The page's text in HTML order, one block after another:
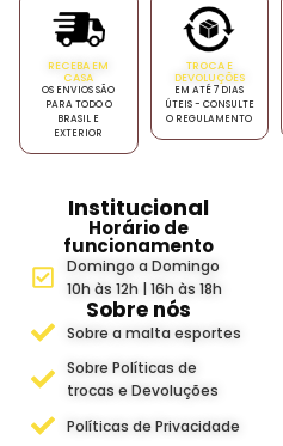
RECEBA EM
CASA
OS ENVIOS SÃO
PARA TODO O
BRASIL E
EXTERIOR
TROCA E
DEVOLUÇÕES
EM ATÉ 7 DIAS
ÚTEIS - CONSULTE
O REGULAMENTO
Institucional
Horário de
funcionamento
Domingo a Domingo
10h às 12h | 16h às 18h
Sobre nós
Sobre a malta esportes
Sobre Políticas de
trocas e Devoluções
Políticas de Privacidade